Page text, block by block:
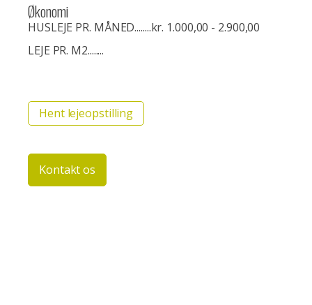
Økonomi
HUSLEJE PR. MÅNED........kr. 1.000,00 - 2.900,00
LEJE PR. M2........
Hent lejeopstilling
Kontakt os